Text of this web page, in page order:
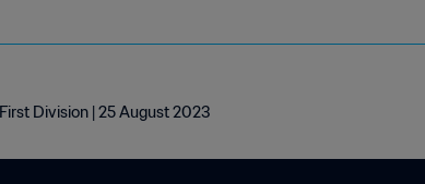
Division | 25 August 2023